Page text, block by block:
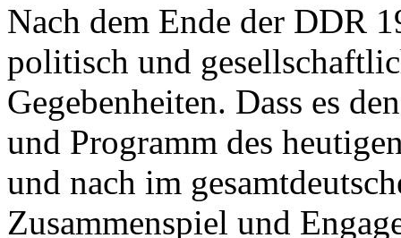
Nach dem Ende der DDR
politisch und
Gegebenheiten. Dass es
und Programm des
und nach im
Zusammenspiel und